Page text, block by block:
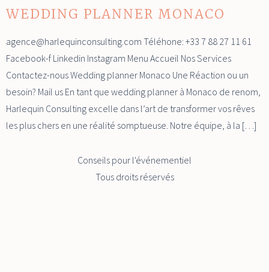
WEDDING PLANNER MONACO
agence@harlequinconsulting.com Téléhone: +33 7 88 27 11 61
Facebook-f Linkedin Instagram Menu Accueil Nos Services
Contactez-nous Wedding planner Monaco Une Réaction ou un
besoin? Mail us En tant que wedding planner à Monaco de renom,
Harlequin Consulting excelle dans l’art de transformer vos rêves
les plus chers en une réalité somptueuse. Notre équipe, à la […]
Conseils pour l'événementiel
Tous droits réservés